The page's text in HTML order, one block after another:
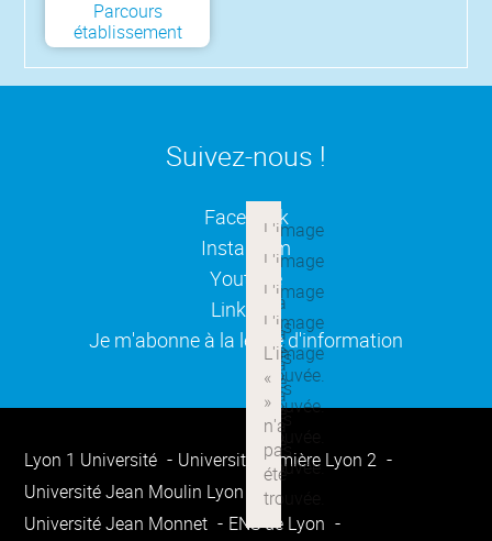
Parcours
établissement
Suivez-nous !
Facebook(ouverture dans une
Instagram(ouverture dans une
Youtube(ouverture dans une
Linkedin
(ouverture dans une
Je m'abonne à la lettre d'information
(ouverture dans une
Lyon 1 Université
Université Lumière Lyon 2
Université Jean Moulin Lyon 3
Université Jean Monnet
ENS de Lyon